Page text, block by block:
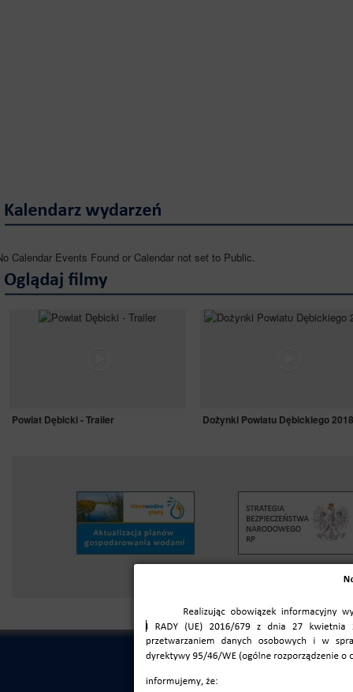
Calendar Events Found or Calendar not set to Public.
Powiat Dębicki - Trailer Dożynki Powiatu Dębickiego 2018